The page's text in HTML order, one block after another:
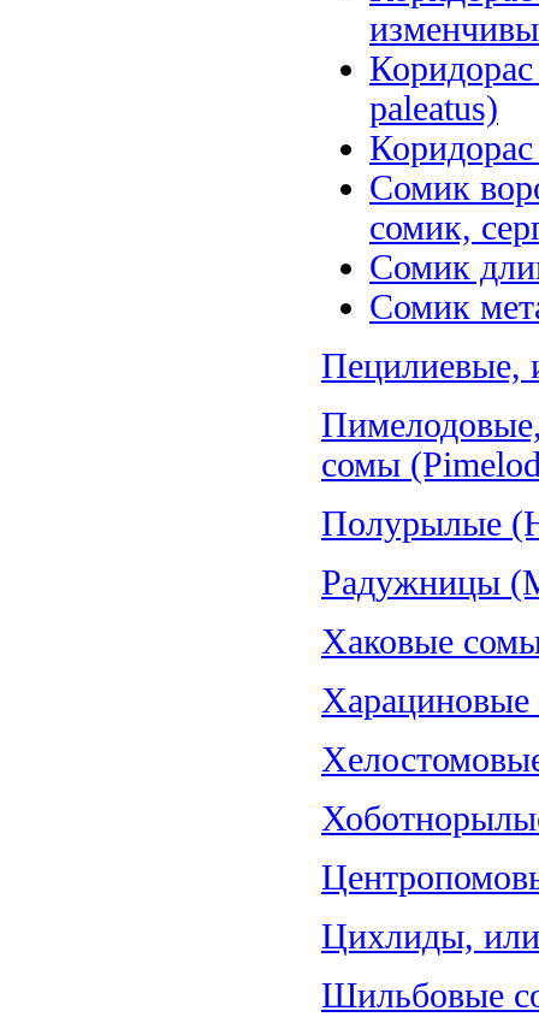
paleatus)
Сомик
сомик,
Сомик
Сомик
Пецилиевые,
сомы
Полурылые
Радужницы
Хаковые
Харациновые
Цихлиды,
Шильбовые